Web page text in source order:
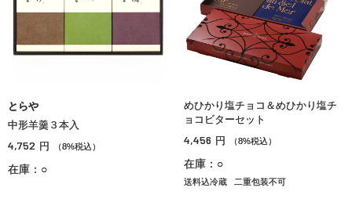
とらや
中形羊羹３本入
4,752 円 （8%税込）
在庫：○
めひかり塩チョコ＆めひかり塩チ
ョコビターセット
4,456 円 （8%税込）
在庫：○
送料込冷蔵 二重包装不可